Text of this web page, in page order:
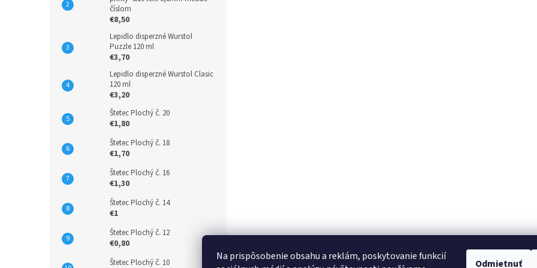
Na prispôsobenie obsahu a reklám, poskytovanie funkcií
Odmietnuť
číslom
€8,50
Lepidlo disperzné Wurstol
Puzzle 120 ml
€3,70
Lepidlo disperzné Wurstol Clasic
120 ml
€3,20
Štetec Plochý č. 20
€1,80
Štetec Plochý č. 18
€1,70
Štetec Plochý č. 16
€1,30
Štetec Plochý č. 14
€1
Štetec Plochý č. 12
€0,80
Štetec Plochý č. 10